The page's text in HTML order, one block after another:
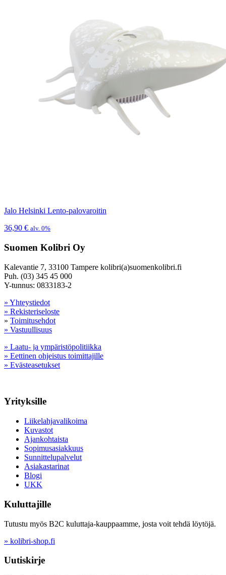
Jalo Helsinki Lento-palovaroitin
36,90 € alv. 0%
Suomen Kolibri Oy
Kalevantie 7, 33100 Tampere kolibri(a)suomenkolibri.fi
Puh. (03) 345 45 000
Y-tunnus: 0833183-2
» Yhteystiedot
» Rekisteriseloste
» Toimitusehdot
» Vastuullisuus
» Laatu- ja ympäristöpolitiikka
» Eettinen ohjeistus toimittajille
» Evästeasetukset
Yrityksille
Liikelahjavalikoima
Kuvastot
Ajankohtaista
Sopimusasiakkuus
Sunnittelupalvelut
Asiakastarinat
Blogi
UKK
Kuluttajille
Tutustu myös B2C kuluttaja-kauppaamme, josta voit tehdä löytöjä.
» kolibri-shop.fi
Uutiskirje